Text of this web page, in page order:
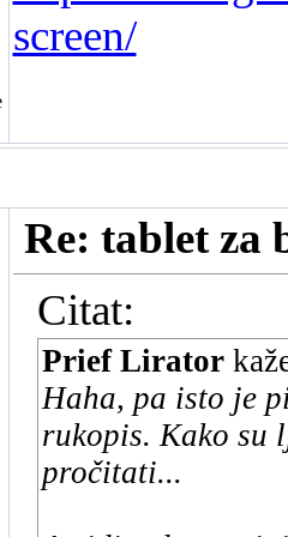
screen/
Re: tablet za
Citat:
Prief Lirator
Haha, pa isto je
rukopis. Kako
pročitati...